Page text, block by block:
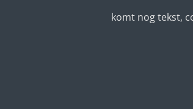
komt nog tekst,